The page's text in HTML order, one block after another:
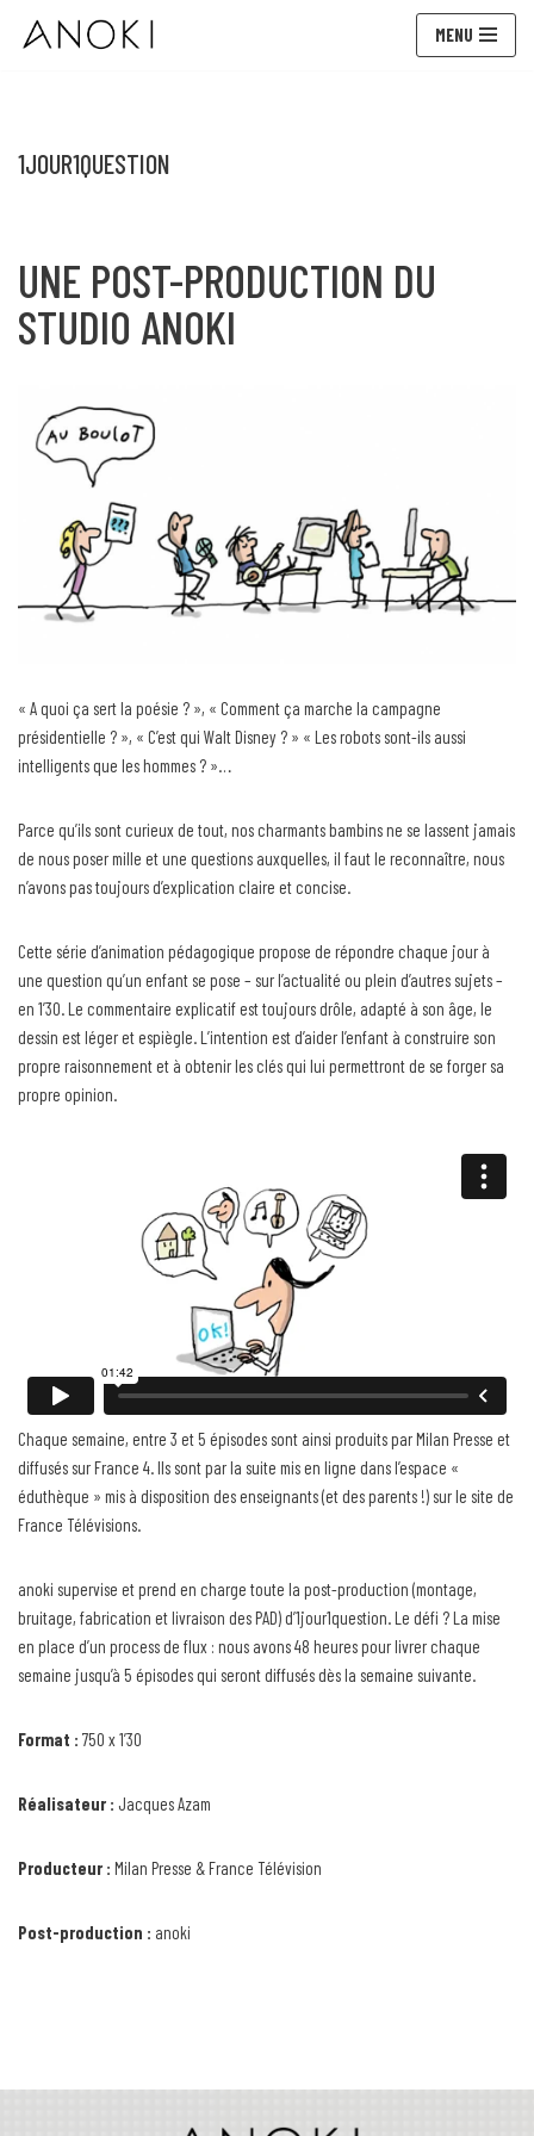
MENU
1JOUR1QUESTION
UNE POST-PRODUCTION DU
STUDIO ANOKI
« A quoi ça sert la poésie ? », « Comment ça marche la campagne
présidentielle ? », « C’est qui Walt Disney ? » « Les robots sont-ils aussi
intelligents que les hommes ? »…
Parce qu’ils sont curieux de tout, nos charmants bambins ne se lassent jamais
de nous poser mille et une questions auxquelles, il faut le reconnaître, nous
n’avons pas toujours d’explication claire et concise.
Cette série d’animation pédagogique propose de répondre chaque jour à
une question qu’un enfant se pose – sur l’actualité ou plein d’autres sujets –
en 1’30. Le commentaire explicatif est toujours drôle, adapté à son âge, le
dessin est léger et espiègle. L’intention est d’aider l’enfant à construire son
propre raisonnement et à obtenir les clés qui lui permettront de se forger sa
propre opinion.
Chaque semaine, entre 3 et 5 épisodes sont ainsi produits par Milan Presse et
diffusés sur France 4. Ils sont par la suite mis en ligne dans l’espace «
éduthèque » mis à disposition des enseignants (et des parents !) sur le site de
France Télévisions.
anoki supervise et prend en charge toute la post-production (montage,
bruitage, fabrication et livraison des PAD) d’1jour1question. Le défi ? La mise
en place d’un process de flux : nous avons 48 heures pour livrer chaque
semaine jusqu’à 5 épisodes qui seront diffusés dès la semaine suivante.
Format : 750 x 1’30
Réalisateur : Jacques Azam
Producteur : Milan Presse & France Télévision
Post-production : anoki